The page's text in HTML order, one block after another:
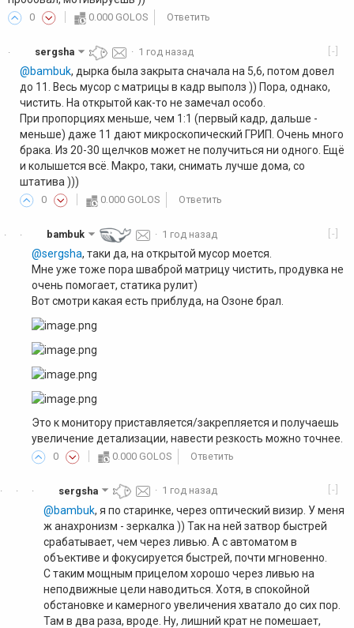
0 0.000 GOLOS Ответить
· [-]
sergsha · 1 год назад
@bambuk, дырка была закрыта сначала на 5,6, потом довел
до 11. Весь мусор с матрицы в кадр выполз )) Пора, однако,
чистить. На открытой как-то не замечал особо.
При пропорциях меньше, чем 1:1 (первый кадр, дальше -
меньше) даже 11 дают микроскопический ГРИП. Очень много
брака. Из 20-30 щелчков может не получиться ни одного. Ещё
и колышется всё. Макро, таки, снимать лучше дома, со
штатива )))
0 0.000 GOLOS Ответить
·
· [-]
bambuk · 1 год назад
@sergsha, таки да, на открытой мусор моется.
Мне уже тоже пора шваброй матрицу чистить, продувка не
очень помогает, статика рулит)
Вот смотри какая есть приблуда, на Озоне брал.
Это к монитору приставляется/закрепляется и получаешь
увеличение детализации, навести резкость можно точнее.
0 0.000 GOLOS Ответить
·
·
· [-]
sergsha · 1 год назад
@bambuk, я по старинке, через оптический визир. У меня
ж анахронизм - зеркалка )) Так на ней затвор быстрей
срабатывает, чем через ливью. А с автоматом в
объективе и фокусируется быстрей, почти мгновенно.
С таким мощным прицелом хорошо через ливью на
неподвижные цели наводиться. Хотя, в спокойной
обстановке и камерного увеличения хватало до сих пор.
Там в два раза, вроде. Ну, лишний крат не помешает,